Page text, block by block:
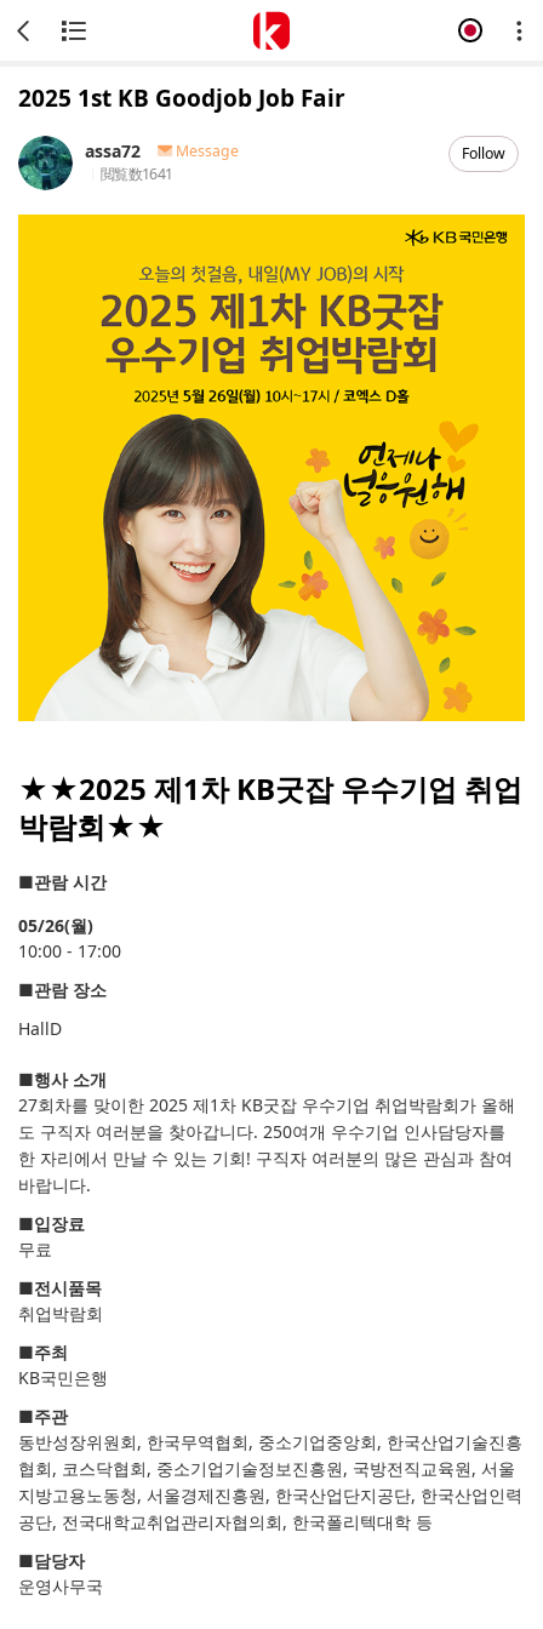
2025 1st KB Goodjob Job Fair
assa72
Message
閲覧数1641
Follow
★★2025 제1차 KB굿잡 우수기업 취업
박람회★★
■관람 시간
05/26(월)
10:00 - 17:00
■관람 장소
HallD
■행사 소개
27회차를 맞이한 2025 제1차 KB굿잡 우수기업 취업박람회가 올해
도 구직자 여러분을 찾아갑니다. 250여개 우수기업 인사담당자를
한 자리에서 만날 수 있는 기회! 구직자 여러분의 많은 관심과 참여
바랍니다.
■입장료
무료
■전시품목
취업박람회
■주최
KB국민은행
■주관
동반성장위원회, 한국무역협회, 중소기업중앙회, 한국산업기술진흥
협회, 코스닥협회, 중소기업기술정보진흥원, 국방전직교육원, 서울
지방고용노동청, 서울경제진흥원, 한국산업단지공단, 한국산업인력
공단, 전국대학교취업관리자협의회, 한국폴리텍대학 등
■담당자
운영사무국